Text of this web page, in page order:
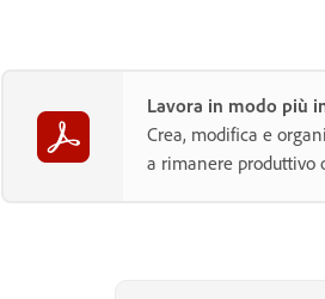
Lavora in modo più
Crea, modifica e
a rimanere produttivo